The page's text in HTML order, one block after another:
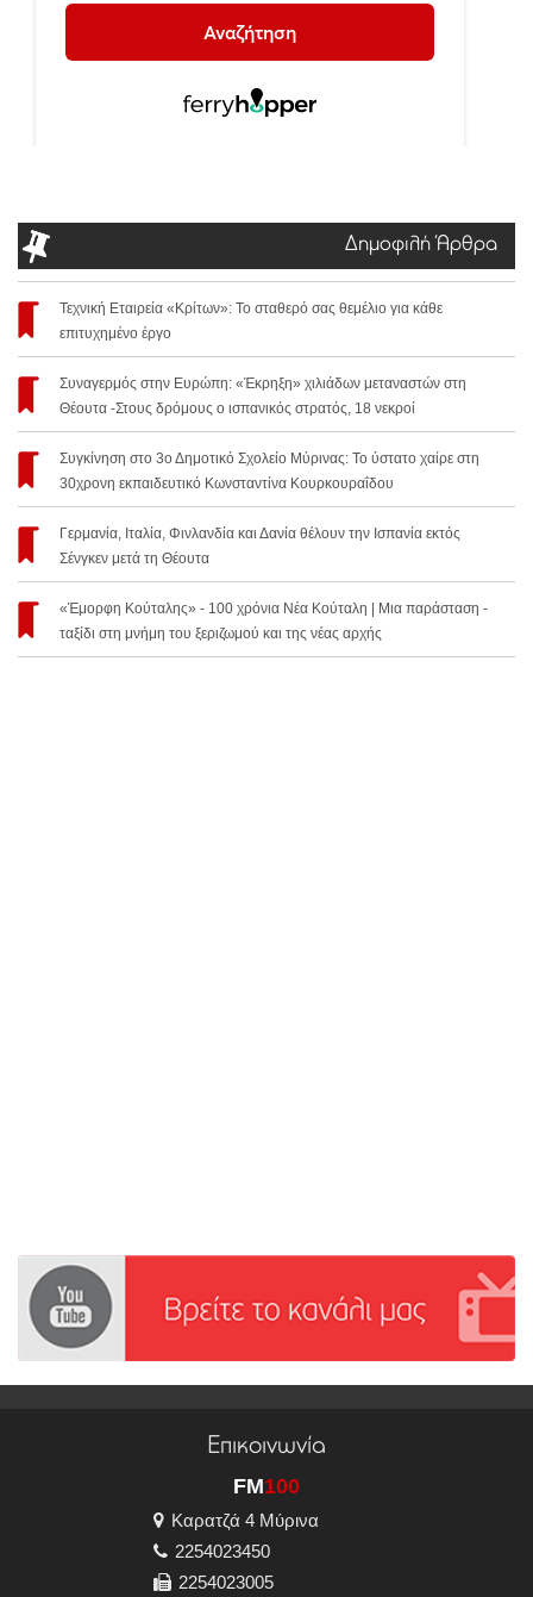
Δημοφιλή Άρθρα
Τεχνική Εταιρεία «Κρίτων»: Το σταθερό σας θεμέλιο για κάθε
επιτυχημένο έργο
Συναγερμός στην Ευρώπη: «Έκρηξη» χιλιάδων μεταναστών στη
Θέουτα -Στους δρόμους ο ισπανικός στρατός, 18 νεκροί
Συγκίνηση στο 3ο Δημοτικό Σχολείο Μύρινας: Το ύστατο χαίρε στη
30χρονη εκπαιδευτικό Κωνσταντίνα Κουρκουραΐδου
Γερμανία, Ιταλία, Φινλανδία και Δανία θέλουν την Ισπανία εκτός
Σένγκεν μετά τη Θέουτα
«Έμορφη Κούταλης» - 100 χρόνια Νέα Κούταλη | Μια παράσταση -
ταξίδι στη μνήμη του ξεριζωμού και της νέας αρχής
Επικοινωνία
FM100
Καρατζά 4 Μύρινα
2254023450
2254023005